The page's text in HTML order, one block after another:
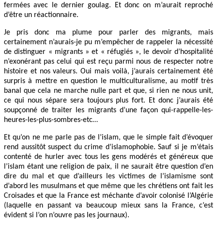
fermées avec le dernier goulag. Et donc on m’aurait reproché
d’être un réactionnaire.
Je pris donc ma plume pour parler des migrants, mais
certainement n’aurais-je pu m’empêcher de rappeler la nécessité
de distinguer « migrants » et « réfugiés », le devoir d’hospitalité
n’exonérant pas celui qui est reçu parmi nous de respecter notre
histoire et nos valeurs. Oui mais voilà, j’aurais certainement été
surpris à mettre en question le multiculturalisme, au motif très
banal que cela ne marche nulle part et que, si rien ne nous unit,
ce qui nous sépare sera toujours plus fort. Et donc j’aurais été
soupçonné de traiter les migrants d’une façon qui-rappelle-les-
heures-les-plus-sombres-etc…
Et qu’on ne me parle pas de l’islam, que le simple fait d’évoquer
rend aussitôt suspect du crime d’islamophobie. Sauf si je m’étais
contenté de hurler avec tous les gens modérés et généreux que
l’islam étant une religion de paix, il ne saurait être question d’en
dire du mal et que d’ailleurs les victimes de l’islamisme sont
d’abord les musulmans et que même que les chrétiens ont fait les
Croisades et que la France est méchante d’avoir colonisé l’Algérie
(laquelle en passant va beaucoup mieux sans la France, c’est
évident si l’on n’ouvre pas les journaux).